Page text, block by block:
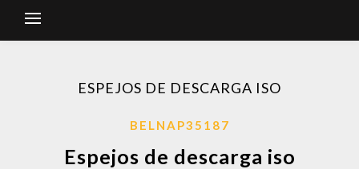
ESPEJOS DE DESCARGA ISO
BELNAP35187
Espejos de descarga iso